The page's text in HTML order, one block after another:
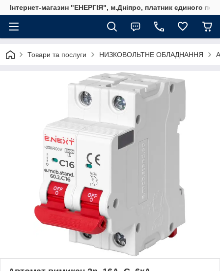
Інтернет-магазин "ЕНЕРГІЯ", м.Дніпро, платник єдиного
Товари та послуги НИЗКОВОЛЬТНЕ ОБЛАДНАННЯ